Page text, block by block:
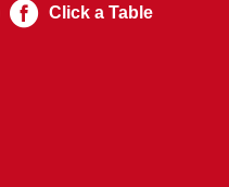
Click a Table